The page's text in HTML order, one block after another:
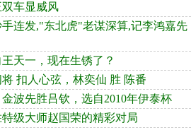
车显威风
连发,"东北虎"老谋深算,记李鸿嘉先
天一，现在生锈了？
扣人心弦，林奕仙 胜 陈番
波先胜吕钦，选自2010年伊泰杯
级大师赵国荣的精彩对局